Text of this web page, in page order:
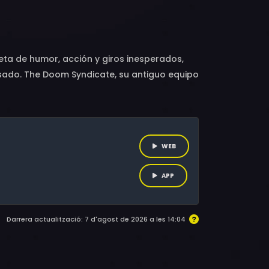
Alazraqui, Eric Bauza, Kimberly Brooks,
Rudman
de humor, acción y giros inesperados,
The Doom Syndicate, su antiguo equipo
a sus fieles aliados Roxanne, Ol’
no todo es lo que parece, ya que
de su antigua vida como villano.
lucha entre el bien y el mal, el poder de la
WEB
APP
Darrera actualització: 7 d'agost de 2026 a les 14:04